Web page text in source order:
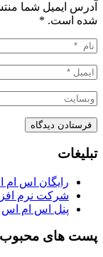
آدرس ایمیل شما
شده است. *
تبلیغات
رایگان اس ام
شرکت نرم
پنل اس ام اس
پست های محبوب